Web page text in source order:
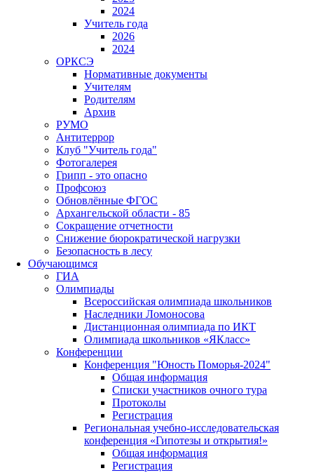
2024
Учитель года
2026
2024
ОРКСЭ
Нормативные документы
Учителям
Родителям
Архив
РУМО
Антитеррор
Клуб "Учитель года"
Фотогалерея
Грипп - это опасно
Профсоюз
Обновлённые ФГОС
Архангельской области - 85
Сокращение отчетности
Снижение бюрократической нагрузки
Безопасность в лесу
Обучающимся
ГИА
Олимпиады
Всероссийская олимпиада школьников
Наследники Ломоносова
Дистанционная олимпиада по ИКТ
Олимпиада школьников «ЯКласс»
Конференции
Конференция "Юность Поморья-2024"
Общая информация
Списки участников очного тура
Протоколы
Регистрация
Региональная учебно-исследовательская
конференция «Гипотезы и открытия!»
Общая информация
Регистрация